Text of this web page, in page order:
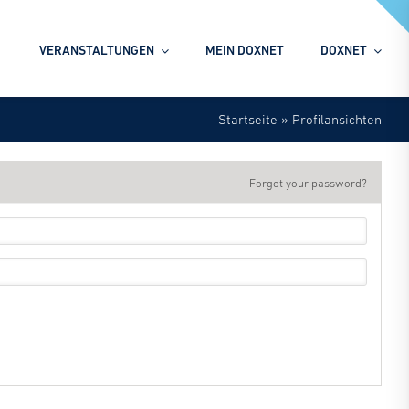
VERANSTALTUNGEN
Unsere Veranstaltungen
Nutzen Sie unser großes Angebot an
Veranstaltungen rund um den Bereich des
Dokumentenmanagements
Dokumentenverarbeitung und des
MEIN DOXNET DOXNET
Startseite » Profilansichten
Forgot your password?